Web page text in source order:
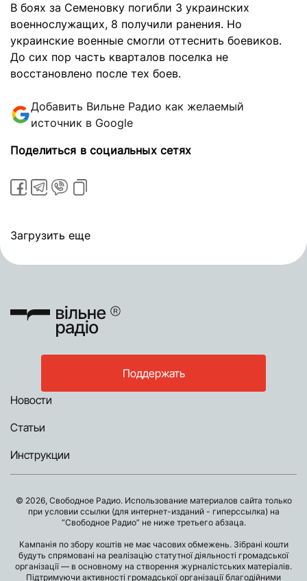
В боях за Семеновку погибли 3 украинских
военнослужащих, 8 получили ранения. Но
украинские военные смогли оттеснить боевиков.
До сих пор часть кварталов поселка не
восстановлено после тех боев.
Добавить Вильне Радио как желаемый
источник в Google
Поделиться в социальных сетях
Загрузить еще
Поддержать
Новости
Статьи
Инструкции
© 2026, Свободное Радио. Использование материалов сайта только
при условии ссылки (для интернет-изданий - гиперссылка) на
“Свободное Радио” не ниже третьего абзаца.
Кампанія по збору коштів не має часових обмежень. Зібрані кошти
будуть спрямовані на реалізацію статутної діяльності громадської
організації — в основному на створення журналістських матеріалів.
Підтримуючи активності громадської організації благодійними